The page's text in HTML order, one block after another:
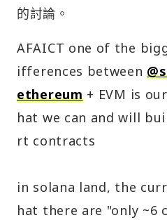
的討論。
AFAICT one of the
ifferences between
ethereum+ EVM is
hat we can and will
rt contracts
in solana land, the
hat there are "only ~6